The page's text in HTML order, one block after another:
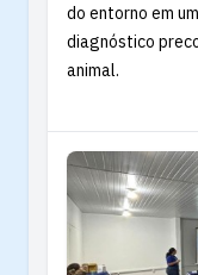
do entorno em
diagnóstico
animal.